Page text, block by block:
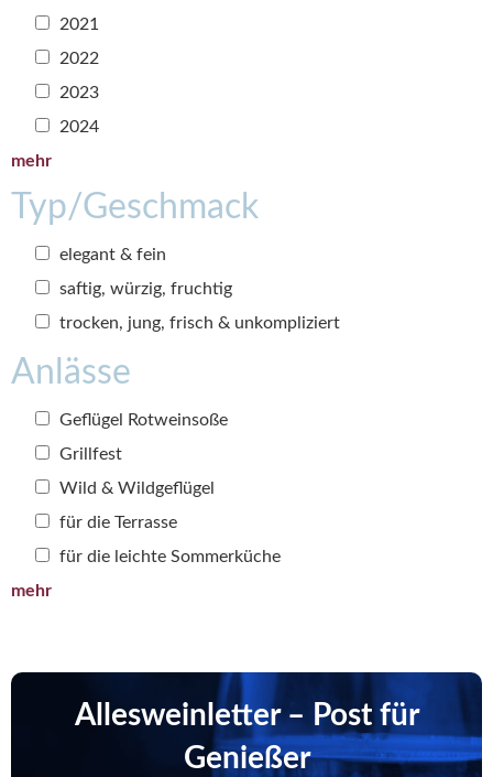
2021
2022
2023
2024
mehr
Typ/Geschmack
elegant & fein
saftig, würzig, fruchtig
trocken, jung, frisch & unkompliziert
Anlässe
Geflügel Rotweinsoße
Grillfest
Wild & Wildgeflügel
für die Terrasse
für die leichte Sommerküche
mehr
Allesweinletter – Post für
Genießer